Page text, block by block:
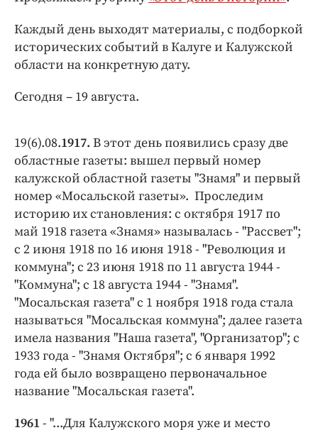
Интересное чтиво
Клиника года
Бренд года
Работодатель года
Каждый день выходят материалы, с подборкой
исторических событий в Калуге и Калужской
области на конкретную дату.
Сегодня – 19 августа.
19(6).08.1917. В этот день появились сразу две
областные газеты: вышел первый номер
калужской областной газеты "Знамя" и первый
номер «Мосальской газеты». Проследим
историю их становления: с октября 1917 по
май 1918 газета «Знамя» называлась - "Рассвет";
с 2 июня 1918 по 16 июня 1918 - "Революция и
коммуна"; с 23 июня 1918 по 11 августа 1944 -
"Коммуна"; с 18 августа 1944 - "Знамя".
"Мосальская газета" с 1 ноября 1918 года стала
называться "Мосальская коммуна"; далее газета
имела названия "Наша газета", "Организатор"; с
1933 года - "Знамя Октября"; с 6 января 1992
года ей было возвращено первоначальное
название "Мосальская газета".
1961- "...Для Калужского моря уже и место